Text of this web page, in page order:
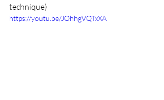
technique)
https://youtu.be/JOhhgVQTxXA